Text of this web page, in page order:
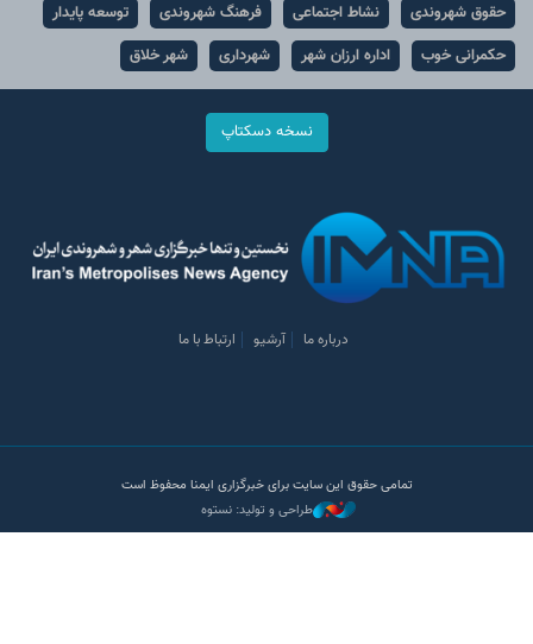
حقوق شهروندی
نشاط اجتماعی فرهنگ شهروندی
توسعه پایدار
حکمرانی خوب
اداره ارزان شهر شهرداری شهر خلاق
نسخه دسکتاپ
درباره ما آرشیو ارتباط با ما
تمامی حقوق این سایت برای خبرگزاری ایمنا محفوظ است
طراحی و تولید: نستوه